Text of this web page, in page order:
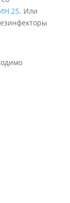
25. Или